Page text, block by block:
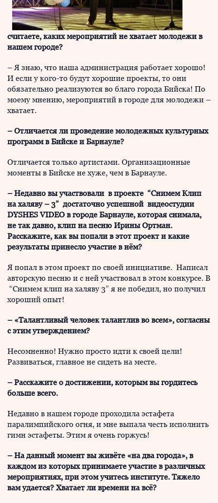
считаете, каких мероприятий не хватает молодежи в
нашем городе?
– Я знаю, что наша администрация работает хорошо!
И если у кого-то будут хорошие проекты, то они
обязательно реализуются во благо города Бийска! По
моему мнению, мероприятий в городе для молодежи –
хватает.
– Отличается ли проведение молодежных культурных
программ в Бийске и Барнауле?
Отличается только артистами. Организационные
моменты в Бийске не хуже, чем в Барнауле.
– Недавно вы участвовали в проекте “Снимем Клип
на халяву – 3” достаточно успешной видеостудии
DYSHES VIDEO в городе Барнауле, которая снимала,
не так давно, клип на песню Ирины Ортман.
Расскажите, как вы попали в этот проект и какие
результаты принесло участие в нём?
Я попал в этом проект по своей инициативе. Написал
авторскую песню и с ней участвовал в этом конкурсе. В
“Снимем клип на халяву 3” я не победил, но получил
хороший опыт!
– «Талантливый человек талантлив во всем», согласны
с этим утверждением?
Несомненно! Нужно просто идти к своей цели!
Развиваться, главное не сидеть на месте.
– Расскажите о достижении, которым вы гордитесь
больше всего.
Недавно в нашем городе проходила эстафета
паралимпийского огня, и мне выпала честь исполнить
гимн эстафеты. Этим я очень горжусь!
– На данный момент вы живёте «на два города», в
каждом из которых принимаете участие в различных
мероприятиях, при этом учитесь институте. Тяжело
вам удается? Хватает ли времени на всё?